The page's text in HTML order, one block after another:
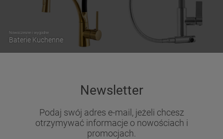
Nowoczesne i wygodne
Baterie Kuchenne
Newsletter
Podaj swój adres e-mail, jeżeli chcesz
otrzymywać informacje o nowościach i
promocjach.